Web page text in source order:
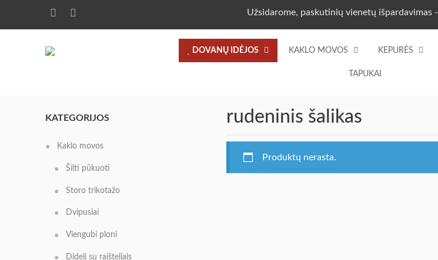
Užsidarome, paskutinių vienetų išpardavimas -
DOVANŲ IDĖJOS KAKLO MOVOS KEPURĖS
TAPUKAI
rudeninis šalikas
Produktų nerasta.
KATEGORIJOS
Kaklo movos
Šilti pūkuoti
Storo trikotažo
Dvipusiai
Viengubi ploni
Dideli su raišteliais